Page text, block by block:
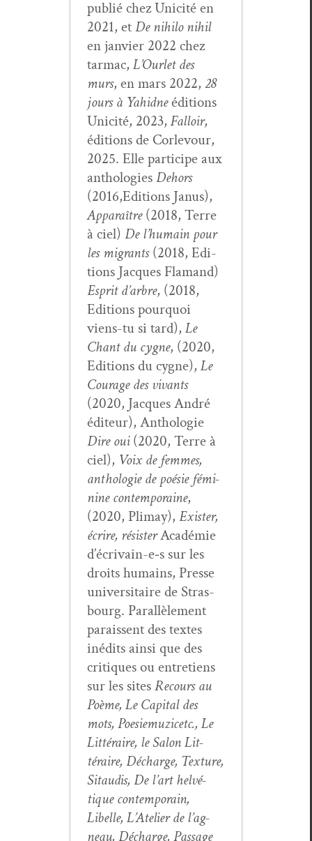
pub­lié chez Unic­ité en
2021, etDe nihi­lo nihil
en jan­vi­er 2022 chez
tar­mac, L’Ourlet des
murs, en mars 2022, 28
jours à Yahidneédi­tions
Unic­ité, 2023, Fal­loir,
édi­tions de Cor­levour,
2025. Elle par­ticipe aux
antholo­giesDehors
(2016,Editions Janus),
Appa­raître(2018, Terre
à ciel) De l’hu­main pour
les migrants(2018, Edi­
tions Jacques Fla­mand)
Esprit d’ar­bre, (2018,
Edi­tions pourquoi
viens-tu si tard), Le
Chant du cygne, (2020,
Edi­tions du cygne), Le
Courage des vivants
(2020, Jacques André
édi­teur), Antholo­gie
Dire oui(2020, Terre à
ciel), Voix de femmes,
antholo­gie de poésie fémi­
nine con­tem­po­raine,
(2020, Pli­may), Exis­ter,
écrire, résis­terAcadémie
d’écrivain-e‑s sur les
droits humains, Presse
uni­ver­si­taire de Stras­
bourg. Par­al­lèle­ment
parais­sent des textes
inédits ain­si que des
cri­tiques ou entre­tiens
sur les sitesRecours au
Poème, Le Cap­i­tal des
mots, Poe­siemuz­icetc., Le
Lit­téraire, le Salon Lit­
téraire, Décharge, Tex­ture,
Sitaud­is, De l’art helvé­
tique con­tem­po­rain,
Libelle, L’Atelier de l’ag­
neau, Décharge, Pas­sage